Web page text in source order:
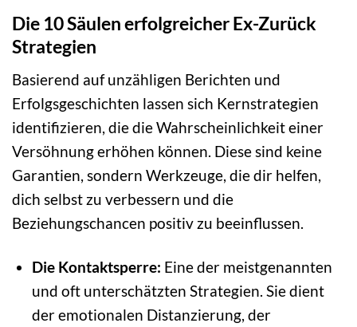
Die 10 Säulen erfolgreicher Ex-Zurück
Strategien
Basierend auf unzähligen Berichten und
Erfolgsgeschichten lassen sich Kernstrategien
identifizieren, die die Wahrscheinlichkeit einer
Versöhnung erhöhen können. Diese sind keine
Garantien, sondern Werkzeuge, die dir helfen,
dich selbst zu verbessern und die
Beziehungschancen positiv zu beeinflussen.
Die Kontaktsperre: Eine der meistgenannten
und oft unterschätzten Strategien. Sie dient
der emotionalen Distanzierung, der